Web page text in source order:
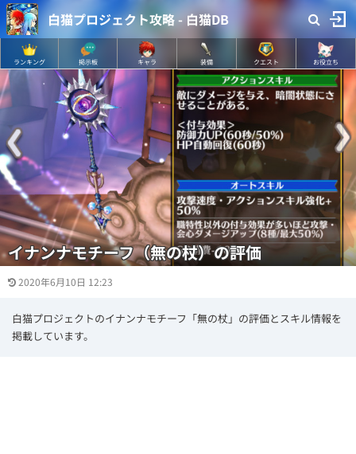
白猫プロジェクト攻略 - 白猫DB
ランキング 掲示板 キャラ 装備 クエスト お役立ち
イナンナモチーフ（無の杖）の評価
2020年6月10日 12:23
白猫プロジェクトのイナンナモチーフ「無の杖」の評価とスキル情報を
掲載しています。